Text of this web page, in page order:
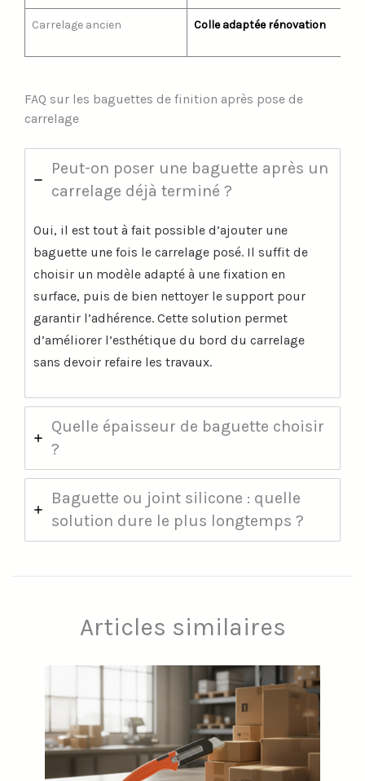
Carrelage ancien Colle adaptée rénovation
FAQ sur les baguettes de finition après pose de
carrelage
Peut-on poser une baguette après un
carrelage déjà terminé ?
Oui, il est tout à fait possible d’ajouter une
baguette une fois le carrelage posé. Il suffit de
choisir un modèle adapté à une fixation en
surface, puis de bien nettoyer le support pour
garantir l’adhérence. Cette solution permet
d’améliorer l’esthétique du bord du carrelage
sans devoir refaire les travaux.
Quelle épaisseur de baguette choisir
?
Baguette ou joint silicone : quelle
solution dure le plus longtemps ?
Articles similaires